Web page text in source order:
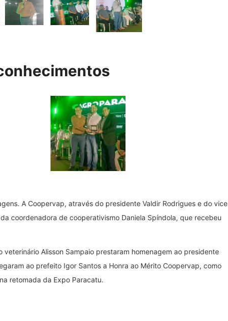
A Coopervap, através do presidente Valdir Rodrigues e do vice
coordenadora de cooperativismo Daniela Spíndola, que recebeu
veterinário Alisson Sampaio prestaram homenagem ao presidente
ao prefeito Igor Santos a Honra ao Mérito Coopervap, como
retomada da Expo Paracatu.